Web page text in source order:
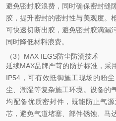
避免密封胶浪费，同时确保密封缝
胶，提升密封的密封性与美观度。
可快速切断出胶，避免密封胶滴漏
同时降低材料浪费。
（3）MAX IEGS防尘防滴技术
延续MAX品牌严苛的防护标准，采
IP54，可有效抵御施工现场的粉
尘、潮湿等复杂施工环境。设备的
均配备优质密封件，既能防止气
芯，避免气道堵塞、部件锈蚀、马